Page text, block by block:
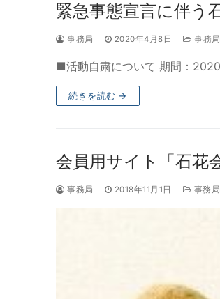
緊急事態宣言に伴う
事務局 2020年4月8日 事務
■活動自粛について 期間：
続きを読む →
会員用サイト「石花
事務局 2018年11月1日 事務